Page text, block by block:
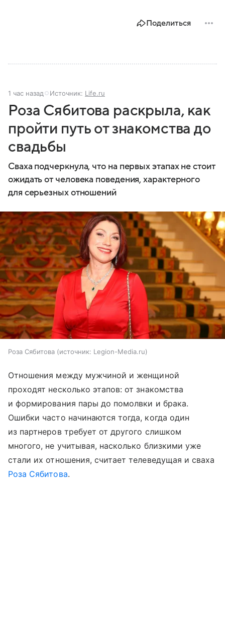
Поделиться
1 час назад Источник: Life.ru
Роза Сябитова раскрыла, как
пройти путь от знакомства до
свадьбы
Сваха подчеркнула, что на первых этапах не стоит
ожидать от человека поведения, характерного
для серьезных отношений
Роза Сябитова источник: Legion-Media.ru
Отношения между мужчиной и женщиной
проходят несколько этапов: от знакомства
и формирования пары до помолвки и брака.
Ошибки часто начинаются тогда, когда один
из партнеров требует от другого слишком
многого, не учитывая, насколько близкими уже
стали их отношения, считает телеведущая и сваха
Роза Сябитова.